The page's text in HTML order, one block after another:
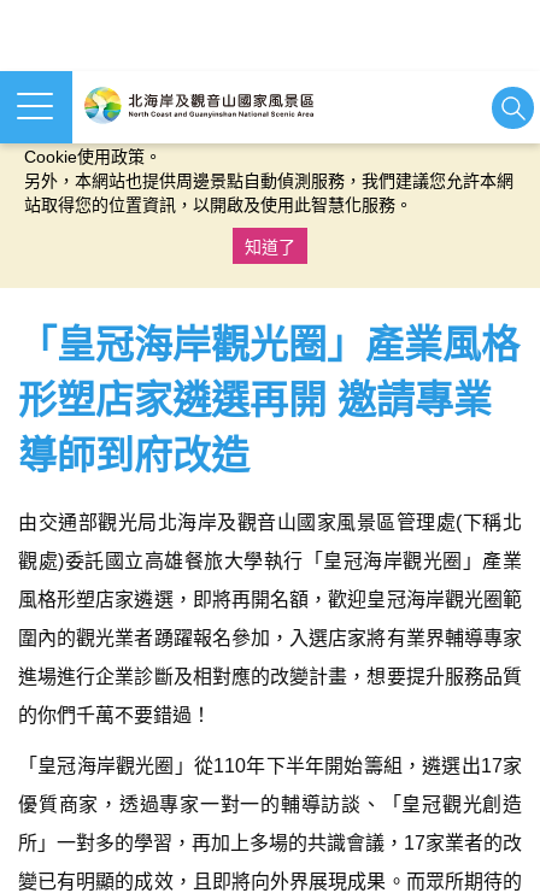
本網站使用cookies等相關技術以持續優化網站服務，並有助於為
Cookie使用政策。
另外，本網站也提供周邊景點自動偵測服務，我們建議您允許本網
站取得您的位置資訊，以開啟及使用此智慧化服務。
知道了
「皇冠海岸觀光圈」產業風格
形塑店家遴選再開 邀請專業
導師到府改造
由交通部觀光局北海岸及觀音山國家風景區管理處(下稱北
觀處)委託國立高雄餐旅大學執行「皇冠海岸觀光圈」產業
風格形塑店家遴選，即將再開名額，歡迎皇冠海岸觀光圈範
圍內的觀光業者踴躍報名參加，入選店家將有業界輔導專家
進場進行企業診斷及相對應的改變計畫，想要提升服務品質
的你們千萬不要錯過！
「皇冠海岸觀光圈」從110年下半年開始籌組，遴選出17家
優質商家，透過專家一對一的輔導訪談、「皇冠觀光創造
所」一對多的學習，再加上多場的共識會議，17家業者的改
變已有明顯的成效，且即將向外界展現成果。而眾所期待的